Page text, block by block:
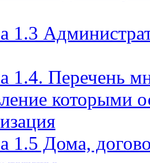
1.3
1.4. Перечень
которыми
1.5 Дома,